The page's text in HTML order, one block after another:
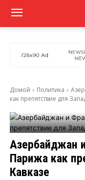
Домой Политика
как препятствие для
Азербайджан
Парижа как
Кавказе